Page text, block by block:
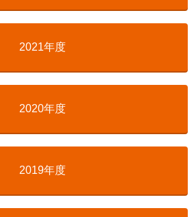
2021年度
2020年度
2019年度